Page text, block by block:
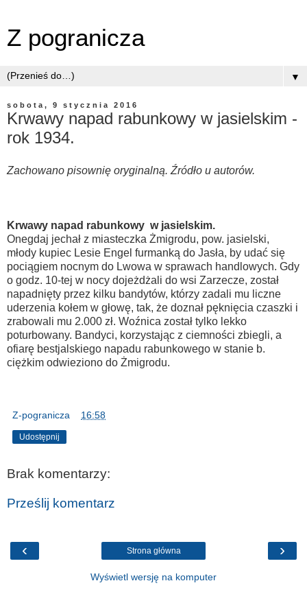
Z pogranicza
▼
sobota, 9 stycznia 2016
Krwawy napad rabunkowy w jasielskim -
rok 1934.
Zachowano pisownię oryginalną. Źródło u autorów.
Krwawy napad rabunkowy w jasielskim.
Onegdaj jechał z miasteczka Żmigrodu, pow. jasielski,
młody kupiec Lesie Engel furmanką do Jasła, by udać się
pociągiem nocnym do Lwowa w sprawach handlowych. Gdy
o godz. 10-tej w nocy dojeżdżali do wsi Zarzecze, został
napadnięty przez kilku bandytów, którzy zadali mu liczne
uderzenia kołem w głowę, tak, że doznał pęknięcia czaszki i
zrabowali mu 2.000 zł. Woźnica został tylko lekko
poturbowany. Bandyci, korzystając z ciemności zbiegli, a
ofiarę bestjalskiego napadu rabunkowego w stanie b.
ciężkim odwieziono do Żmigrodu.
Z-pogranicza 16:58
Udostępnij
Brak komentarzy:
Prześlij komentarz
‹ ›
Strona główna
Wyświetl wersję na komputer